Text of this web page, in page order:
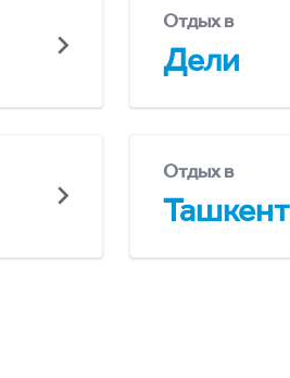
Отдых в
Дели
Отдых в
Ташкент